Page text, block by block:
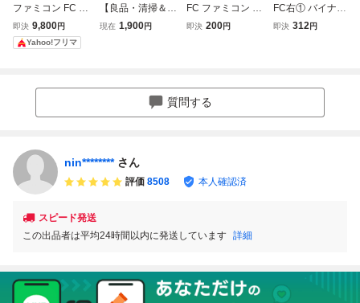
ファミコン FC 絵
描衛門 デザエモン
カセットと説明書
のみ アテナ 簡易
即決 9,800円
Yahoo!フリマ
【良品・清掃＆動
作確認済】FC フ
現在 1,900円
FC ファミコン バ
イナリィランド ハ
即決 200円
FC右① バイナリ
ィランド ファミコ
即決 312円
質問する
nin******** さん
評価 8508 本人確認済
スピード発送
この出品者は平均24時間以内に発送しています 詳細